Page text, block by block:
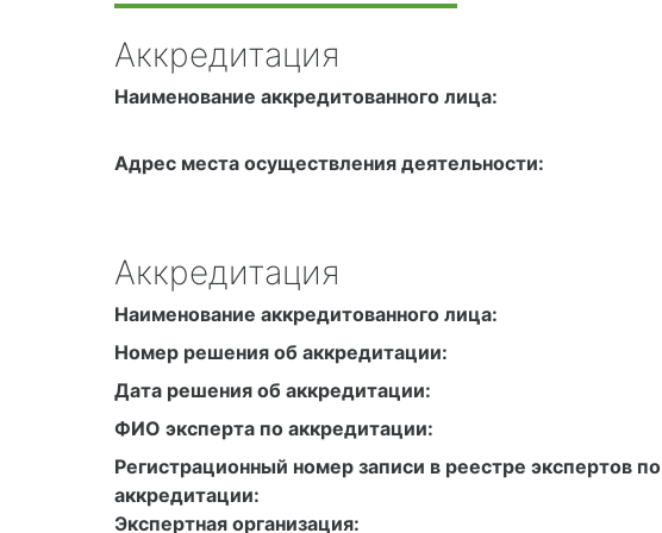
Аккредитация
Наименование аккредитованного лица:
Адрес места осуществления деятельности:
Аккредитация
Наименование аккредитованного лица:
Номер решения об аккредитации:
Дата решения об аккредитации:
ФИО эксперта по аккредитации:
Регистрационный номер записи в реестре экспертов по
аккредитации:
Экспертная организация: